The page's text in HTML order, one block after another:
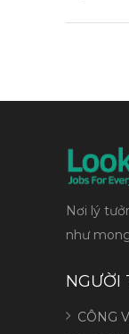
Nơi lý
như
NGƯỜI
CÔNG